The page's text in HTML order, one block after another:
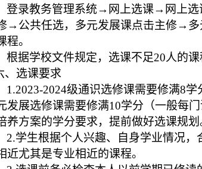
登录教务管理系统→ 网上选课→ 网上选
→ 公共任选，多元发展课点击主修→
程。
根据学校文件规定，选课不足20人的课
选课要求
1.2023-2024级通识选修课需要修满8学
发展选修课需要修满10学分（一般每
养方案的学分要求， 提前做好选课规划
2.学生根据个人兴趣、 自身学业情况，
近尤其是专业相近的课程。